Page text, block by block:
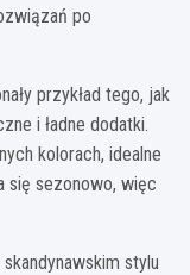
po
przykład tego, jak
i ładne dodatki.
kolorach, idealne
się sezonowo, więc
stylu